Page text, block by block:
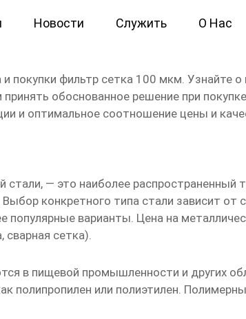
Новости Служить О Нас
покупки фильтр сетка 100 мкм. Узнайте о
обоснованное решение при
и оптимальное соотношение цены и
стали, — это наиболее
конкретного типа стали зависит от
варианты. Цена на
сварная сетка).
в пищевой промышленности и других
полипропилен или полиэтилен.